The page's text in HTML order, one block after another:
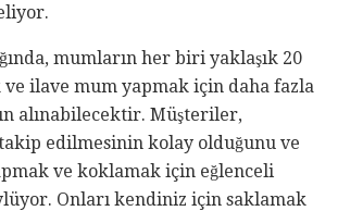
mumların her biri yaklaşık 20
ve ilave mum yapmak için daha fazla
alınabilecektir. Müşteriler,
edilmesinin kolay olduğunu ve
ve koklamak için eğlenceli
Onları kendiniz için saklamak